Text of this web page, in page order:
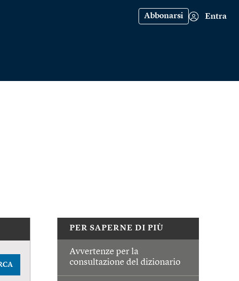
Abbonarsi Entra
PER SAPERNE DI PIÙ
Avvertenze per la
consultazione del dizionario